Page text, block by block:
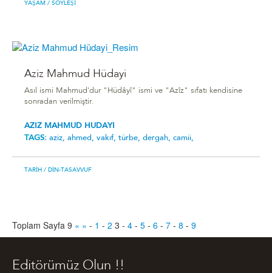
YAŞAM / SÖYLEŞI
Aziz Mahmud Hüdayi
Asıl ismi Mahmud'dur "Hüdâyî" ismi ve "Azîz" sıfatı kendisine
sonradan verilmiştir.
AZIZ MAHMUD HUDAYI
TAGS: aziz, ahmed, vakıf, türbe, dergah, camii,
TARIH / DIN-TASAVVUF
Toplam Sayfa 9 « » - 1 - 2 3 - 4 - 5 - 6 - 7 - 8 - 9
Editörümüz Olun !!